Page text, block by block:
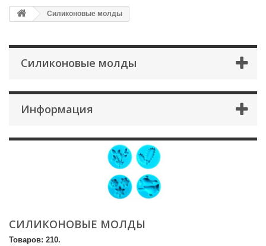
Силиконовые молды
Силиконовые молды
Информация
СИЛИКОНОВЫЕ МОЛДЫ
Товаров: 210.